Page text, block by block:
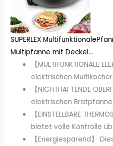
SUPERLEX
Multipfanne mit Deckel...
【MULTIFUNKTIONALE
elektrischen
【NICHTHAFTENDE
elektrischen
【EINSTELLBARE
bietet volle Kontrolle
【Energiesparend】